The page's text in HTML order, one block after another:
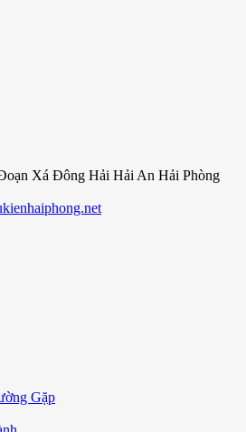
Xá Đông Hải Hải An Hải Phòng
Gặp